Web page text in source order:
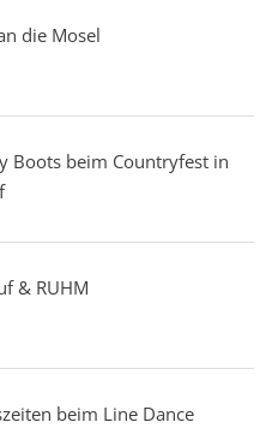
die Mosel
Boots beim Countryfest in
& RUHM
beim Line Dance